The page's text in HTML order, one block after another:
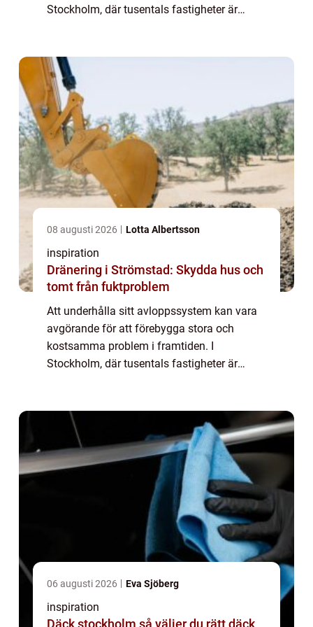
Stockholm, där tusentals fastigheter är
08 augusti 2026 Lotta Albertsson
inspiration
Dränering i Strömstad: Skydda hus och
tomt från fuktproblem
Att underhålla sitt avloppssystem kan vara
avgörande för att förebygga stora och
kostsamma problem i framtiden. I
Stockholm, där tusentals fastigheter är
06 augusti 2026 Eva Sjöberg
inspiration
Däck stockholm så väljer du rätt däck